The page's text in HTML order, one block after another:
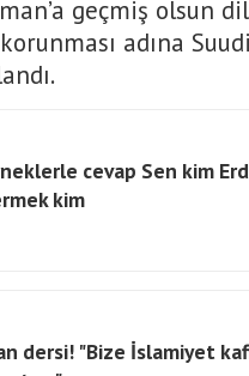
geçmiş olsun
adına
cevap Sen kim
kim
dersi! "Bize İslamiyet